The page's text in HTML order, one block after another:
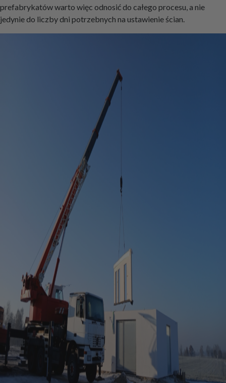
prefabrykatów warto więc odnosić do całego procesu, a nie
jedynie do liczby dni potrzebnych na ustawienie ścian.